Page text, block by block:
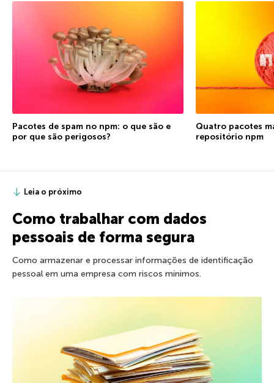
Pacotes de spam no npm: o que são e
por que são perigosos?
Quatro pacotes
repositório npm
Leia o próximo
Como trabalhar com dados
pessoais de forma segura
Como armazenar e processar informações de identificação
pessoal em uma empresa com riscos mínimos.